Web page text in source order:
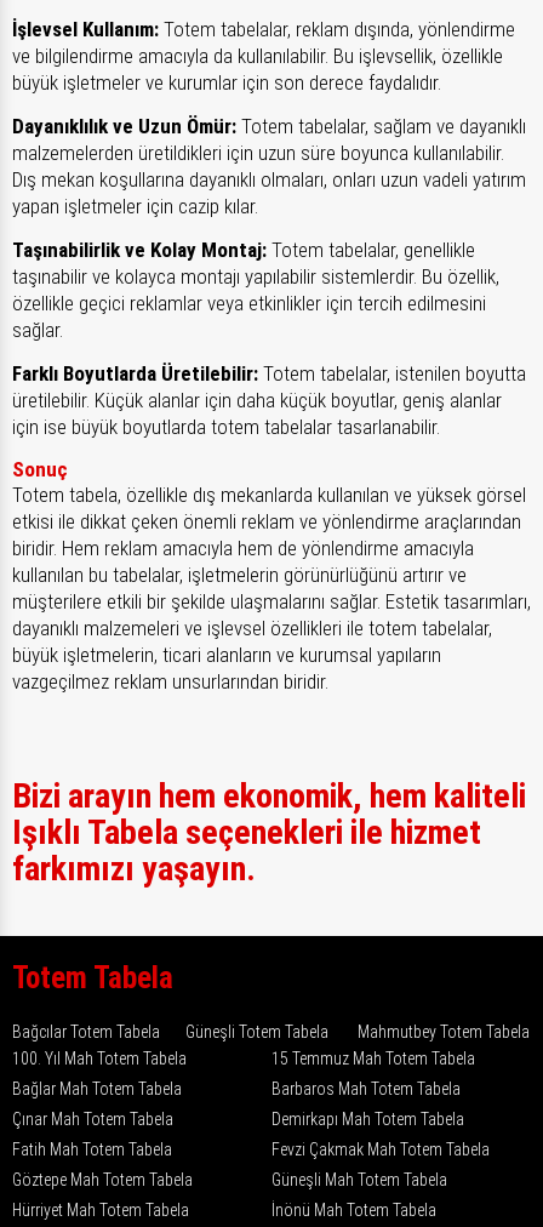
İşlevsel Kullanım: Totem tabelalar, reklam dışında, yönlendirme
ve bilgilendirme amacıyla da kullanılabilir. Bu işlevsellik, özellikle
büyük işletmeler ve kurumlar için son derece faydalıdır.
Dayanıklılık ve Uzun Ömür: Totem tabelalar, sağlam ve dayanıklı
malzemelerden üretildikleri için uzun süre boyunca kullanılabilir.
Dış mekan koşullarına dayanıklı olmaları, onları uzun vadeli yatırım
yapan işletmeler için cazip kılar.
Taşınabilirlik ve Kolay Montaj: Totem tabelalar, genellikle
taşınabilir ve kolayca montajı yapılabilir sistemlerdir. Bu özellik,
özellikle geçici reklamlar veya etkinlikler için tercih edilmesini
sağlar.
Farklı Boyutlarda Üretilebilir: Totem tabelalar, istenilen boyutta
üretilebilir. Küçük alanlar için daha küçük boyutlar, geniş alanlar
için ise büyük boyutlarda totem tabelalar tasarlanabilir.
Sonuç
Totem tabela, özellikle dış mekanlarda kullanılan ve yüksek görsel
etkisi ile dikkat çeken önemli reklam ve yönlendirme araçlarından
biridir. Hem reklam amacıyla hem de yönlendirme amacıyla
kullanılan bu tabelalar, işletmelerin görünürlüğünü artırır ve
müşterilere etkili bir şekilde ulaşmalarını sağlar. Estetik tasarımları,
dayanıklı malzemeleri ve işlevsel özellikleri ile totem tabelalar,
büyük işletmelerin, ticari alanların ve kurumsal yapıların
vazgeçilmez reklam unsurlarından biridir.
Bizi arayın hem ekonomik, hem kaliteli
Işıklı Tabela seçenekleri ile hizmet
farkımızı yaşayın.
Totem Tabela
Bağcılar Totem Tabela Güneşli Totem Tabela
Mahmutbey Totem Tabela
100. Yıl Mah Totem Tabela
15 Temmuz Mah Totem Tabela
Bağlar Mah Totem Tabela
Barbaros Mah Totem Tabela
Çınar Mah Totem Tabela
Demirkapı Mah Totem Tabela
Fatih Mah Totem Tabela
Fevzi Çakmak Mah Totem Tabela
Göztepe Mah Totem Tabela
Güneşli Mah Totem Tabela
Hürriyet Mah Totem Tabela
İnönü Mah Totem Tabela